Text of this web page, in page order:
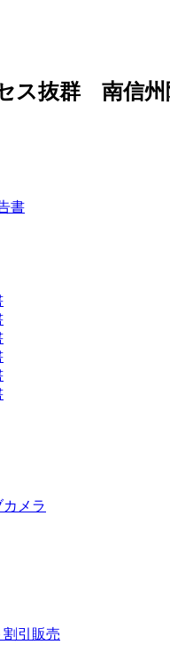
ス抜群 南信
書
メラ
引販売